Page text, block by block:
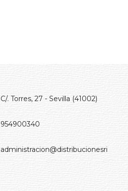
C/. Torres, 27 - Sevilla (41002)
954900340
administracion@distribucionesrivero.es